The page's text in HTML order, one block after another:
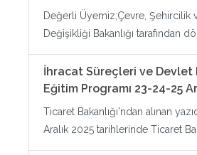
Değerli Üyemiz;Çevre, Şehircilik
Değişikliği Bakanlığı tarafından
İhracat Süreçleri ve Devlet
Eğitim Programı 23-24-25
Ticaret Bakanlığı'ndan alınan
Aralık 2025 tarihlerinde Ticaret